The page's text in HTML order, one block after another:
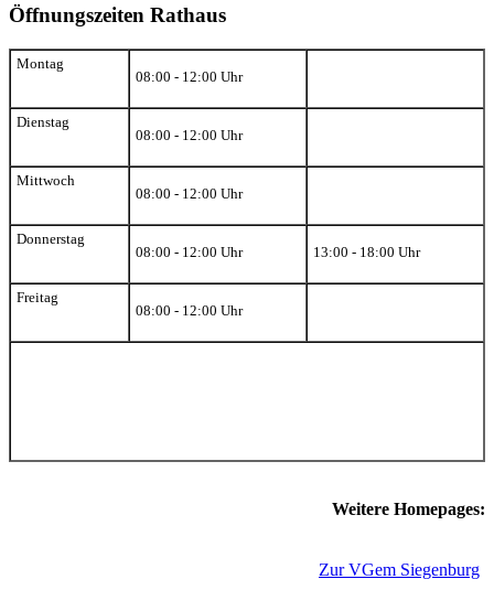
Öffnungszeiten Rathaus
Montag
08:00 - 12:00 Uhr
Dienstag
08:00 - 12:00 Uhr
Mittwoch
08:00 - 12:00 Uhr
Donnerstag
08:00 - 12:00 Uhr
13:00 - 18:00 Uhr
Freitag
08:00 - 12:00 Uhr
Weitere Homepages:
Zur VGem Siegenburg